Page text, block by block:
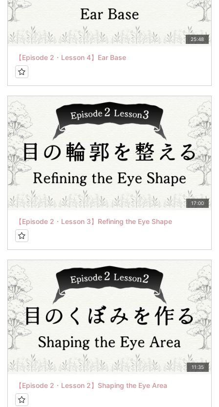
25:48
【Episode 2・Lesson 4】Ear Base
17:00
【Episode 2・Lesson 3】Refining the Eye Shape
11:35
【Episode 2・Lesson 2】Shaping the Eye Area